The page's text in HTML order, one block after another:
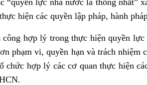
lực nhà nước là thống nhất”
hiện các quyền lập pháp, hành
hợp lý trong thực hiện quyền lực
phạm vi, quyền hạn và trách nhiệm
chức hợp lý các cơ quan thực hiện